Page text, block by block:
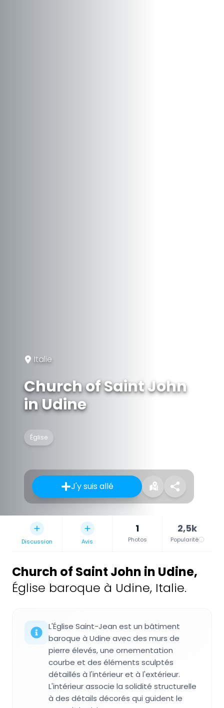
Italie
Church of Saint John
in Udine
Église
J'y suis allé
Discussion Avis
1
Photos
2,5k
Popularité
Church of Saint John in Udine,
Église baroque à Udine, Italie.
L'Église Saint-Jean est un bâtiment
baroque à Udine avec des murs de
pierre élevés, une ornementation
courbe et des éléments sculptés
détaillés à l'intérieur et à l'extérieur.
L'intérieur associe la solidité structurelle
à des détails décorés qui guident le